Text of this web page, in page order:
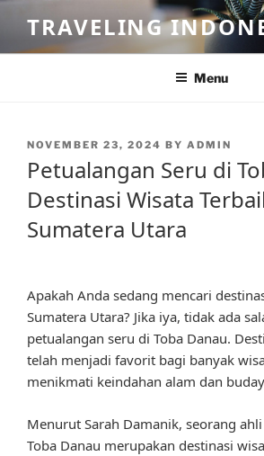
content
TRAVELING
Menu
POSTED
NOVEMBER 23, 2024 BY ADMIN
Petualangan Seru di
Destinasi Wisata
Sumatera Utara
Apakah Anda sedang mencari
Sumatera Utara? Jika iya, tidak ada
petualangan seru di Toba Danau.
telah menjadi favorit bagi banyak
menikmati keindahan alam dan
Menurut Sarah Damanik, seorang
Toba Danau merupakan destinasi